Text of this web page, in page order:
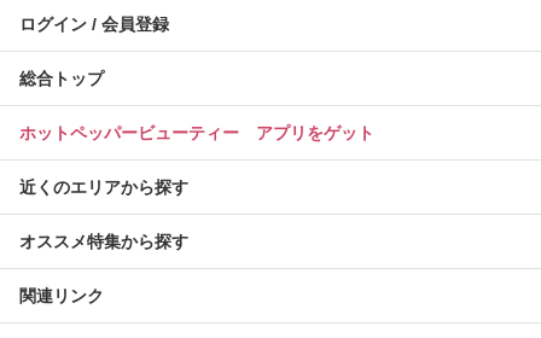
ログイン / 会員登録
総合トップ
ホットペッパービューティー アプリをゲット
近くのエリアから探す
オススメ特集から探す
関連リンク